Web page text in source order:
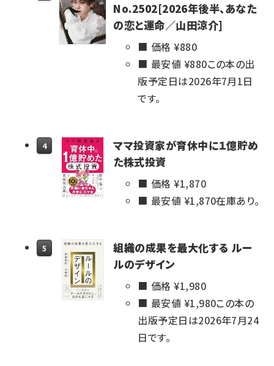
No.2502[2026年後半、あなた
の恋と運命／山田涼介]
価格 ¥880
最安値 ¥880この本の出
版予定日は2026年7月1日
です。
4
ママ投資家が育休中に１億貯め
た株式投資
価格 ¥1,870
最安値 ¥1,870在庫あり。
5
組織の成果を最大化する ルー
ルのデザイン
価格 ¥1,980
最安値 ¥1,980この本の
出版予定日は2026年7月24
日です。